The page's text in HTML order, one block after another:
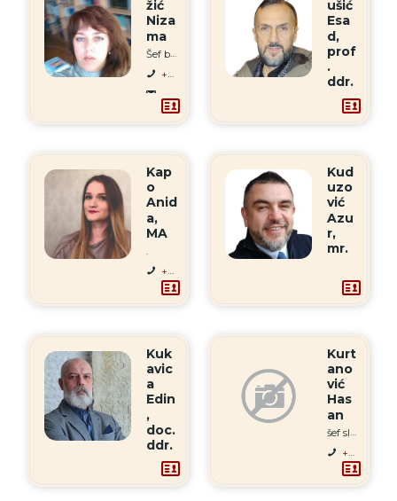
žić
Niza
ma
Šef biblioteke
+387 33 665-867
ušić
Esa
d,
prof
.
ddr.
PRODEKAN ZA FINANSIJE
Kap
o
Anid
a,
MA
.
+387 33 665-867
akapo@pf.unsa.ba
Kud
uzo
vić
Azu
r,
mr.
Kuk
avic
a
Edin
,
doc.
ddr.
Kurt
ano
vić
Has
an
+387 33 223-273
hkurtanovic@pf.unsa.ba